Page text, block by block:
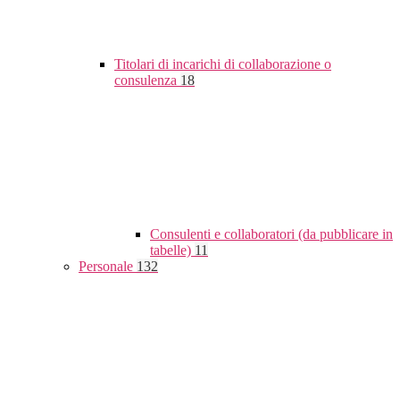
Titolari di incarichi di collaborazione o
consulenza 18
Consulenti e collaboratori (da pubblicare in
tabelle) 11
Personale 132